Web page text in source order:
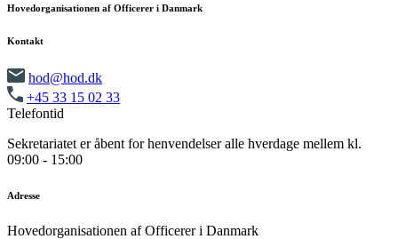
Hovedorganisationen af Officerer i Danmark
Kontakt
hod@hod.dk
+45 33 15 02 33
Telefontid
Sekretariatet er åbent for henvendelser alle hverdage mellem kl.
09:00 - 15:00
Adresse
Hovedorganisationen af Officerer i Danmark